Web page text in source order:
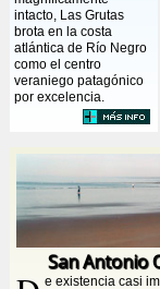
intacto, Las Grutas
brota en la costa
atlántica de Río Negro
como el centro
veraniego patagónico
por excelencia.
San Antonio
e existencia casi